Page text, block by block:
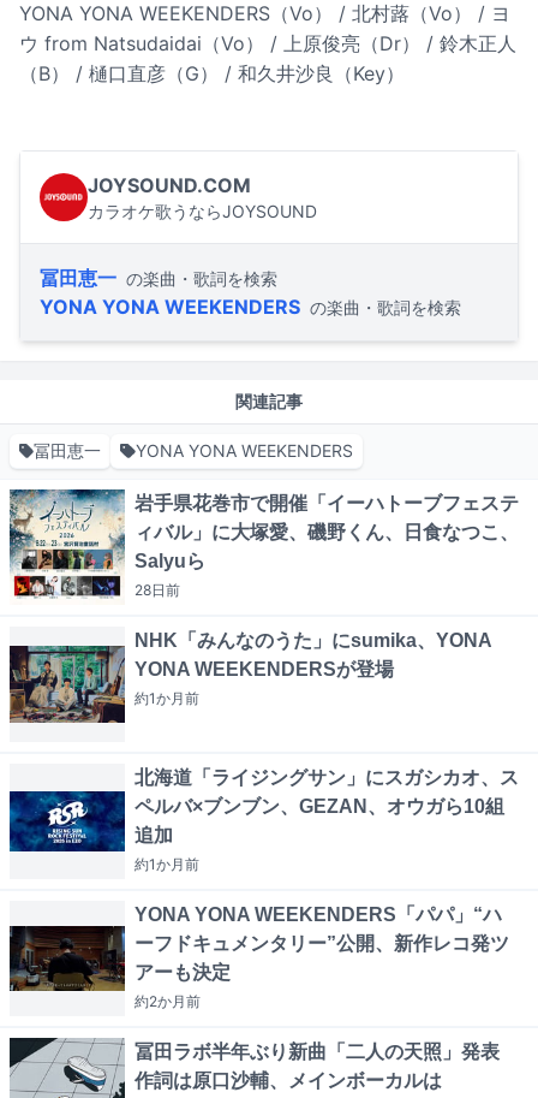
YONA YONA WEEKENDERS（Vo） / 北村蕗（Vo） / ヨ
ウ from Natsudaidai（Vo） / 上原俊亮（Dr） / 鈴木正人
（B） / 樋口直彦（G） / 和久井沙良（Key）
JOYSOUND.COM
カラオケ歌うならJOYSOUND
冨田恵一 の楽曲・歌詞を検索
YONA YONA WEEKENDERS の楽曲・歌詞を検索
関連記事
冨田恵一 YONA YONA WEEKENDERS
岩手県花巻市で開催「イーハトーブフェステ
ィバル」に大塚愛、磯野くん、日食なつこ、
Salyuら
28日前
NHK「みんなのうた」にsumika、YONA
YONA WEEKENDERSが登場
約1か月前
北海道「ライジングサン」にスガシカオ、ス
ペルバ×ブンブン、GEZAN、オウガら10組
追加
約1か月前
YONA YONA WEEKENDERS「パパ」“ハ
ーフドキュメンタリー”公開、新作レコ発ツ
アーも決定
約2か月前
冨田ラボ半年ぶり新曲「二人の天照」発表
作詞は原口沙輔、メインボーカルは